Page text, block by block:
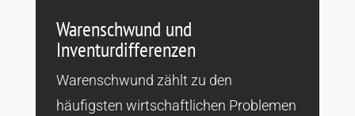
Warenschwund und
Inventurdifferenzen
Warenschwund zählt zu den
häufigsten wirtschaftlichen Problemen